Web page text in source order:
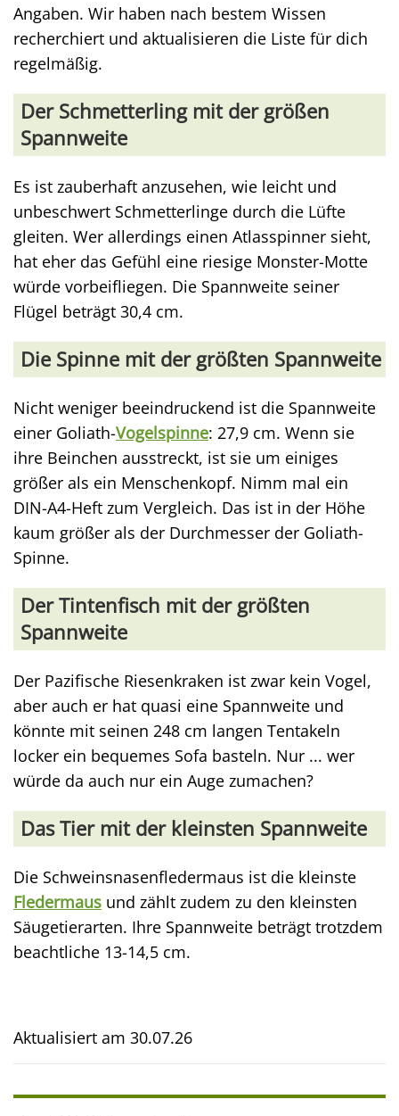
Angaben. Wir haben nach bestem Wissen
recherchiert und aktualisieren die Liste für dich
regelmäßig.
Der Schmetterling mit der größen
Spannweite
Es ist zauberhaft anzusehen, wie leicht und
unbeschwert Schmetterlinge durch die Lüfte
gleiten. Wer allerdings einen Atlasspinner sieht,
hat eher das Gefühl eine riesige Monster-Motte
würde vorbeifliegen. Die Spannweite seiner
Flügel beträgt 30,4 cm.
Die Spinne mit der größten Spannweite
Nicht weniger beeindruckend ist die Spannweite
einer Goliath-Vogelspinne: 27,9 cm. Wenn sie
ihre Beinchen ausstreckt, ist sie um einiges
größer als ein Menschenkopf. Nimm mal ein
DIN-A4-Heft zum Vergleich. Das ist in der Höhe
kaum größer als der Durchmesser der Goliath-
Spinne.
Der Tintenfisch mit der größten
Spannweite
Der Pazifische Riesenkraken ist zwar kein Vogel,
aber auch er hat quasi eine Spannweite und
könnte mit seinen 248 cm langen Tentakeln
locker ein bequemes Sofa basteln. Nur ... wer
würde da auch nur ein Auge zumachen?
Das Tier mit der kleinsten Spannweite
Die Schweinsnasenfledermaus ist die kleinste
Fledermaus und zählt zudem zu den kleinsten
Säugetierarten. Ihre Spannweite beträgt trotzdem
beachtliche 13-14,5 cm.
Aktualisiert am 30.07.26